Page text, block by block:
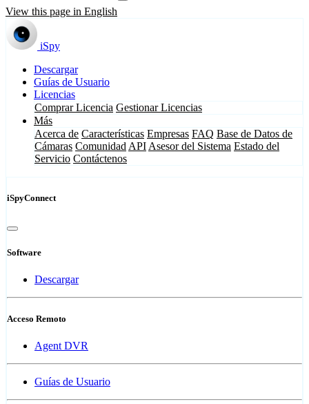
View this page in English
iSpy
Descargar
Guías de Usuario
Licencias
Comprar Licencia Gestionar Licencias
Más
Acerca de Características Empresas FAQ Base de Datos de
Cámaras Comunidad API Asesor del Sistema Estado del
Servicio Contáctenos
iSpyConnect
Software
Descargar
Acceso Remoto
Agent DVR
Guías de Usuario